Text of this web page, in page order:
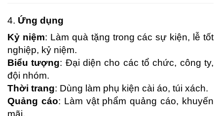
4. Ứng dụng
Kỷ niệm: Làm quà tặng trong các sự kiện, lễ tốt
nghiệp, kỷ niệm.
Biểu tượng: Đại diện cho các tổ chức, công ty,
đội nhóm.
Thời trang: Dùng làm phụ kiện cài áo, túi xách.
Quảng cáo: Làm vật phẩm quảng cáo, khuyến
mãi.